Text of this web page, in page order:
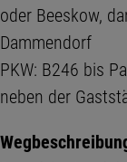
oder Beeskow,
Dammendorf
PKW: B246 bis
neben der